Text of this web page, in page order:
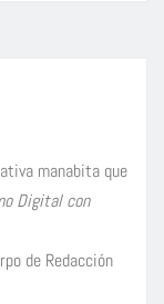
manabita que
Digital con
de Redacción